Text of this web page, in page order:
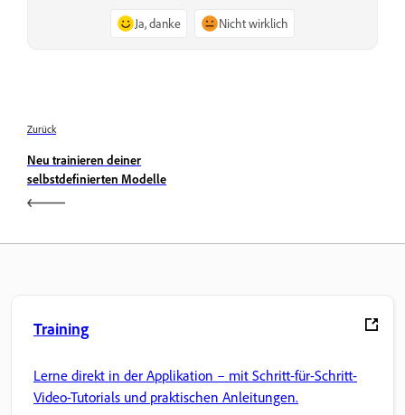
Ja, danke Nicht wirklich
Zurück
Neu trainieren deiner
selbstdefinierten Modelle
Training
Lerne direkt in der Applikation – mit Schritt-für-Schritt-
Video-Tutorials und praktischen Anleitungen.